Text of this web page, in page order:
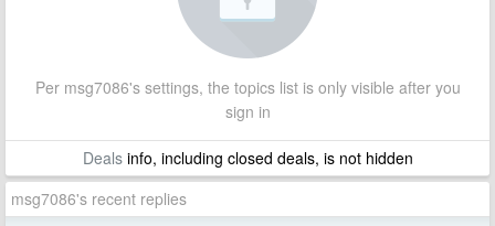
Per msg7086's settings, the topics list is only visible after you
sign in
Dealsinfo, including closed deals, is not hidden
msg7086's recent replies